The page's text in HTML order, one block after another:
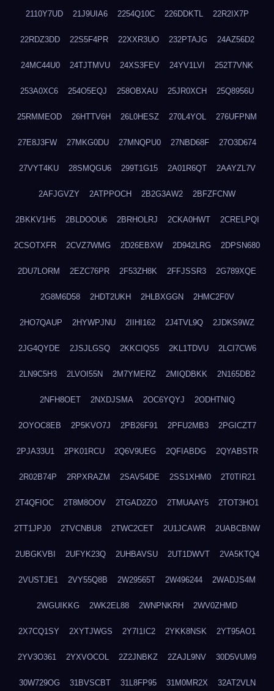
2110Y7UD 21J9UIA6 2254Q10C 226DDKTL 22R2IX7P
22RDZ3DD 22S5F4PR 22XXR3UO 232PTAJG 24AZ56D2
24MC44U0 24TJTMVU 24XS3FEV 24YV1LVI 252T7VNK
253A0XC6 254O5EQJ 258OBXAU 25JR0XCH 25Q8956U
25RMMEOD 26HTTV6H 26L0HESZ 270L4YOL 276UFPNM
27E8J3FW 27MKG0DU 27MNQPU0 27NBD68F 27O3D674
27VYT4KU 28SMQGU6 299T1G15 2A01R6QT 2AAYZL7V
2AFJGVZY 2ATPPOCH 2B2G3AW2 2BFZFCNW
2BKKV1H5 2BLDOOU6 2BRHOLRJ 2CKA0HWT 2CRELPQI
2CSOTXFR 2CVZ7WMG 2D26EBXW 2D942LRG 2DPSN680
2DU7LORM 2EZC76PR 2F53ZH8K 2FFJSSR3 2G789XQE
2G8M6D58 2HDT2UKH 2HLBXGGN 2HMC2F0V
2HO7QAUP 2HYWPJNU 2IIHI162 2J4TVL9Q 2JDKS9WZ
2JG4QYDE 2JSJLGSQ 2KKCIQS5 2KL1TDVU 2LCI7CW6
2LN9C5H3 2LVOI55N 2M7YMERZ 2MIQDBKK 2N165DB2
2NFH8OET 2NXDJSMA 2OC6YQYJ 2ODHTNIQ
2OYOC8EB 2P5KVO7J 2PB26F91 2PFU2MB3 2PGICZT7
2PJA33U1 2PK01RCU 2Q6V9UEG 2QFIABDG 2QYABSTR
2R02B74P 2RPXRAZM 2SAV54DE 2SS1XHM0 2T0TIR21
2T4QFIOC 2T8M8OOV 2TGAD2ZO 2TMUAAY5 2TOT3HO1
2TT1JPJ0 2TVCNBU8 2TWC2CET 2U1JCAWR 2UABCBNW
2UBGKVBI 2UFYK23Q 2UHBAVSU 2UT1DWVT 2VA5KTQ4
2VUSTJE1 2VY55Q8B 2W29565T 2W496244 2WADJS4M
2WGUIKKG 2WK2EL88 2WNPNKRH 2WV0ZHMD
2X7CQ1SY 2XYTJWGS 2Y7I1IC2 2YKK8NSK 2YT95AO1
2YV3O361 2YXVOCOL 2Z2JNBKZ 2ZAJL9NV 30D5VUM9
30W729OG 31BVSCBT 31L8FP95 31M0MR2X 32AT2VLN